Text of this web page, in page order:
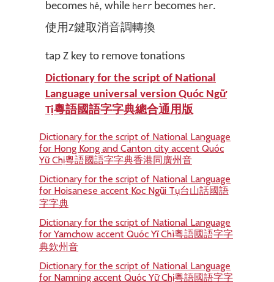
becomes hẻ, while herr becomes her.
使用Z鍵取消音調轉換
tap Z key to remove tonations
Dictionary for the script of National
Language universal version Quóc Ngữ
Tị粵語國語字字典總合通用版
Dictionary for the script of National Language
for Hong Kong and Canton city accent Quóc
Yữ Chị粵語國語字字典香港同廣州音
Dictionary for the script of National Language
for Hoisanese accent Koc Ngũi Tụ台山話國語
字字典
Dictionary for the script of National Language
for Yamchow accent Quóc Yĩ Chì粵語國語字字
典欽州音
Dictionary for the script of National Language
for Namning accent Quóc Yữ Chị粵語國語字字